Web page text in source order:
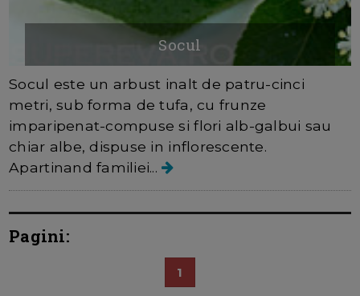
Socul
Socul este un arbust inalt de patru-cinci
metri, sub forma de tufa, cu frunze
imparipenat-compuse si flori alb-galbui sau
chiar albe, dispuse in inflorescente.
Apartinand familiei...
Pagini:
1